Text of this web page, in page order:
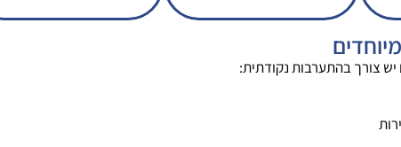
יש צורך בהתערבות נקודתית: